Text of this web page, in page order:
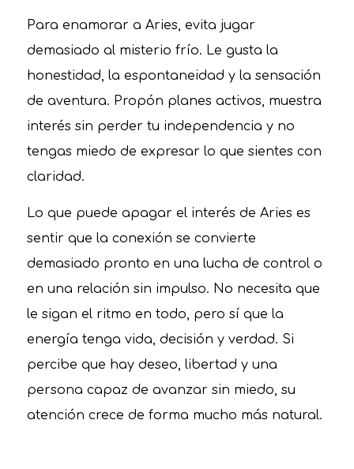
Para enamorar a Aries, evita jugar
demasiado al misterio frío. Le gusta la
honestidad, la espontaneidad y la sensación
de aventura. Propón planes activos, muestra
interés sin perder tu independencia y no
tengas miedo de expresar lo que sientes con
claridad.
Lo que puede apagar el interés de Aries es
sentir que la conexión se convierte
demasiado pronto en una lucha de control o
en una relación sin impulso. No necesita que
le sigan el ritmo en todo, pero sí que la
energía tenga vida, decisión y verdad. Si
percibe que hay deseo, libertad y una
persona capaz de avanzar sin miedo, su
atención crece de forma mucho más natural.